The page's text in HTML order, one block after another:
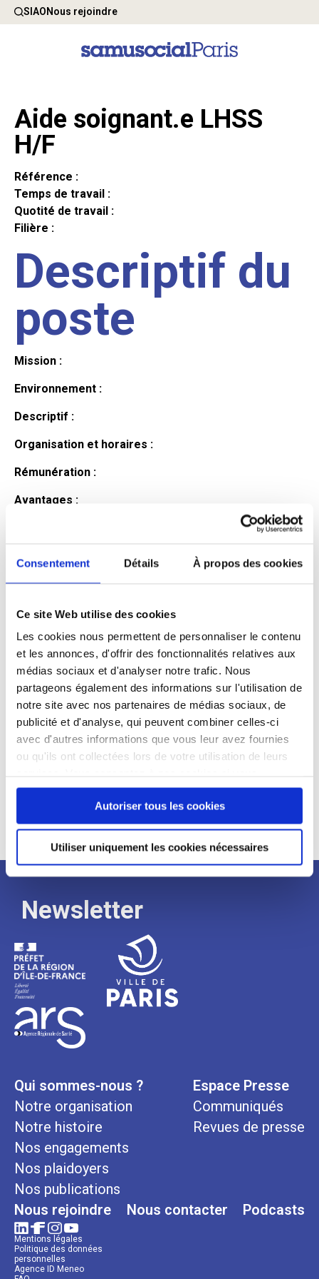
Consentement Détails À propos des cookies
Ce site Web utilise des cookies
Les cookies nous permettent de personnaliser le contenu
et les annonces, d'offrir des fonctionnalités relatives aux
médias sociaux et d'analyser notre trafic. Nous
partageons également des informations sur l'utilisation de
notre site avec nos partenaires de médias sociaux, de
publicité et d'analyse, qui peuvent combiner celles-ci
avec d'autres informations que vous leur avez fournies
ou qu'ils ont collectées lors de votre utilisation de leurs
continuez à utiliser notre site Web.
Autoriser tous les cookies
Utiliser uniquement les cookies nécessaires
SIAONous rejoindre
Aide soignant.e LHSS
H/F
Référence :
Temps de travail :
Quotité de travail :
Filière :
Descriptif du
poste
Mission :
Environnement :
Descriptif :
Organisation et horaires :
Rémunération :
Avantages :
Profil du
candidat
Qualifications et diplômes :
Profil recherché :
Expérience :
Processus
de
recrutement
Newsletter
Qui sommes-nous ?
Notre organisation
Notre histoire
Nos engagements
Nos plaidoyers
Nos publications
Espace Presse
Communiqués
Revues de presse
Nous rejoindre Nous contacter Podcasts
Mentions légales
Politique des données
personnelles
Agence ID Meneo